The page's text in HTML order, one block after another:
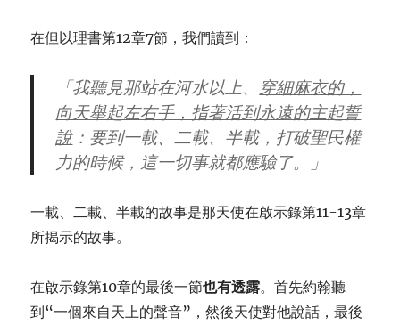
在但以理書第12章7節，我們讀到：
「我聽見那站在河水以上、
穿細麻衣的，
向天舉起左右手，指著活到永遠的主起誓
說：要到一載、二載、半載，打破聖民權
力的時候，這一切事就都應驗了。」
一載、二載、半載的故事是那天使在啟示錄第11-13章
所揭示的故事。
在啟示錄第10章的最後一節也有透露。首先約翰聽
到“一個來自天上的聲音”，然後天使對他說話，最後